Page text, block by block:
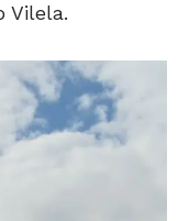
Vilela.